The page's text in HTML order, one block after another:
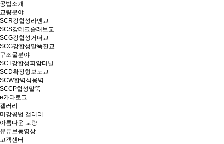
공법소개
교량분야
SCR강합성라멘교
SCS강데크슬래브교
SCG강합성거더교
SCG강합성말뚝잔교
구조물분야
SCT강합성피암터널
SCD확장형보도교
SCW합벽식옹벽
SCCP합성말뚝
e카다로그
갤러리
미강공법 갤러리
아름다운 교량
유튜브동영상
고객센터